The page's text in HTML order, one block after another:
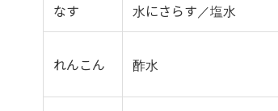
なす 水にさらす／塩水
れんこん 酢水